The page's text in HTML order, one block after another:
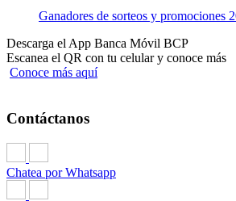
Ganadores de sorteos y promociones
Descarga el App Banca Móvil BCP
Escanea el QR con tu celular y conoce más
Conoce más aquí
Contáctanos
Chatea por Whatsapp